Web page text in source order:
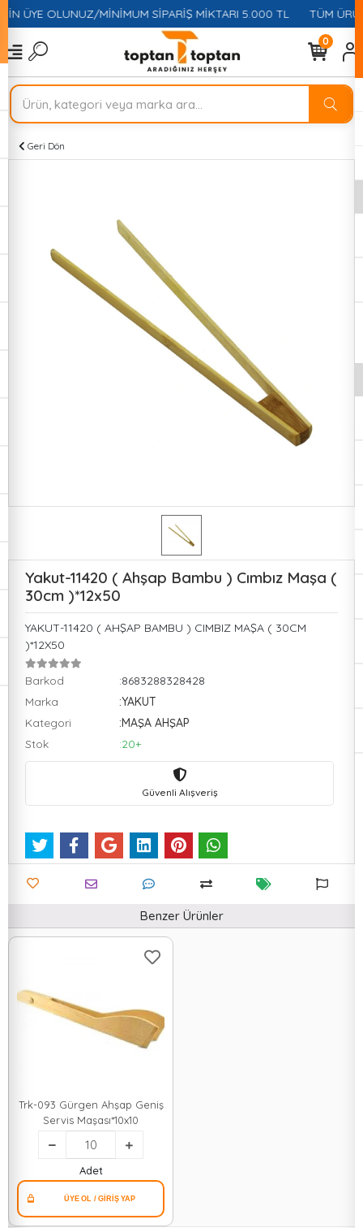
ÜYE OLUNUZ/MİNİMUM SİPARİŞ MİKTARI 5.000 TL TÜM
0
Geri Dön
Yakut-11420 ( Ahşap Bambu ) Cımbız Maşa (
30cm )*12x50
YAKUT-11420 ( AHŞAP BAMBU ) CIMBIZ MAŞA ( 30CM
)*12X50
Barkod
:8683288328428
Marka
:YAKUT
Kategori
:MAŞA AHŞAP
Stok
:20+
Güvenli Alışveriş
Benzer Ürünler
Trk-093 Gürgen Ahşap Geniş
Servis Maşası*10x10
Adet